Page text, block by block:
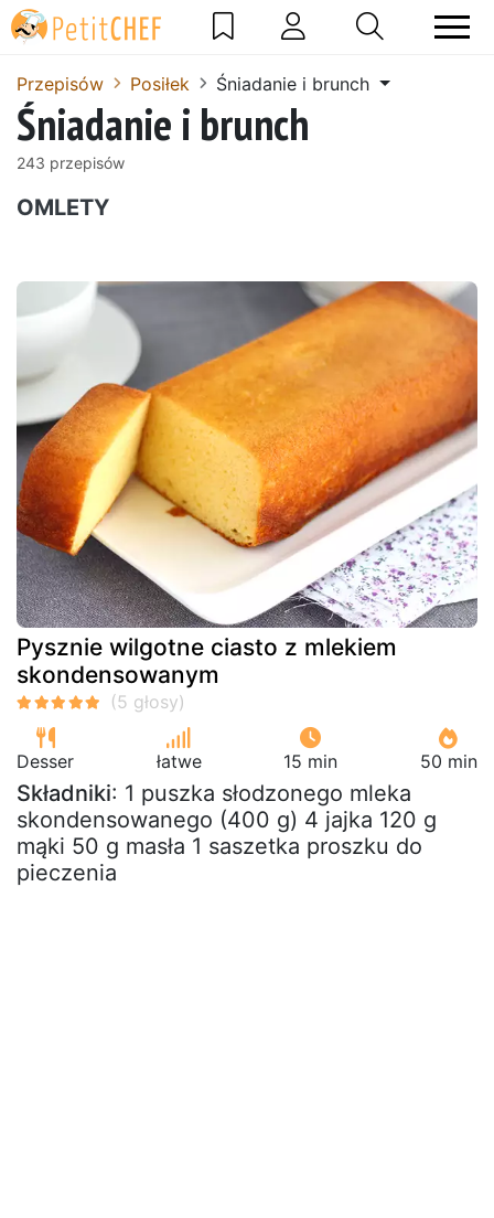
Przepisów Posiłek Śniadanie i brunch
Śniadanie i brunch
243 przepisów
OMLETY
Pysznie wilgotne ciasto z mlekiem
skondensowanym
Desser łatwe 15 min 50 min
Składniki: 1 puszka słodzonego mleka
skondensowanego (400 g) 4 jajka 120 g
mąki 50 g masła 1 saszetka proszku do
pieczenia